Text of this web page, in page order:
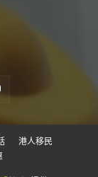
港人移民